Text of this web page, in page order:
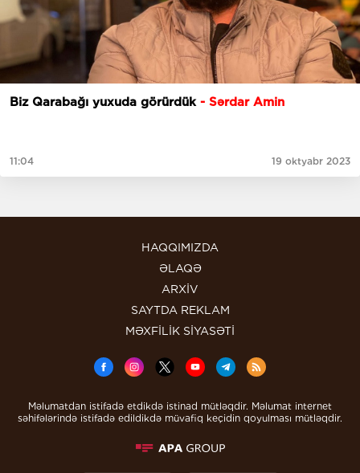
Biz Qarabağı yuxuda görürdük - Sərdar Amin
11:04 19 oktyabr 2023
HAQQIMIZDA
ƏLAQƏ
ARXİV
SAYTDA REKLAM
MƏXFİLİK SİYASƏTİ
Məlumatdan istifadə etdikdə istinad mütləqdir. Məlumat internet
səhifələrində istifadə edildikdə müvafiq keçidin qoyulması mütləqdir.